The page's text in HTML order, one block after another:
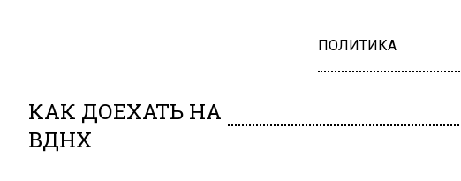
ПОЛИТИКА
КАК ДОЕХАТЬ НА
ВДНХ